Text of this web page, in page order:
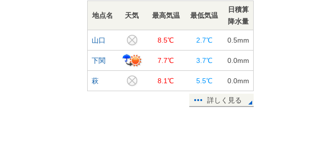
地点名 天気 最高気温 最低気温
日積算
降水量
山口 8.5℃ 2.7℃ 0.5mm
下関 7.7℃ 3.7℃ 0.0mm
萩 8.1℃ 5.5℃ 0.0mm
詳しく見る